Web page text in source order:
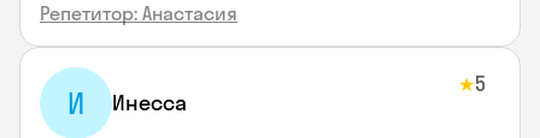
Репетитор: Анастасия
И Инесса
★5